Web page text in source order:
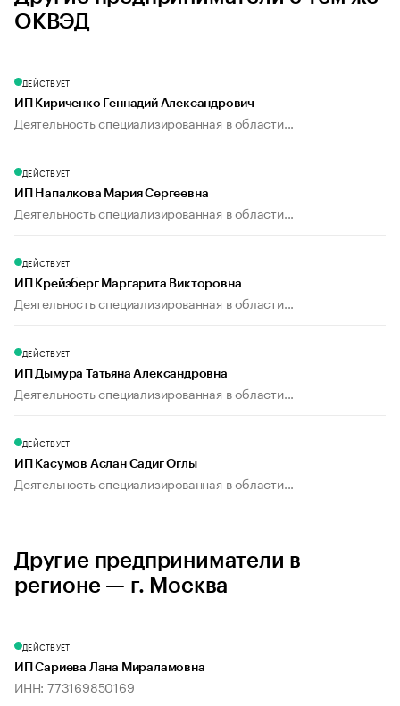
ОКВЭД
ДЕЙСТВУЕТ
ИП Кириченко Геннадий Александрович
Деятельность специализированная в области...
ДЕЙСТВУЕТ
ИП Напалкова Мария Сергеевна
Деятельность специализированная в области...
ДЕЙСТВУЕТ
ИП Крейзберг Маргарита Викторовна
Деятельность специализированная в области...
ДЕЙСТВУЕТ
ИП Дымура Татьяна Александровна
Деятельность специализированная в области...
ДЕЙСТВУЕТ
ИП Касумов Аслан Садиг Оглы
Деятельность специализированная в области...
Другие предприниматели в
регионе — г. Москва
ДЕЙСТВУЕТ
ИП Сариева Лана Мираламовна
ИНН: 773169850169